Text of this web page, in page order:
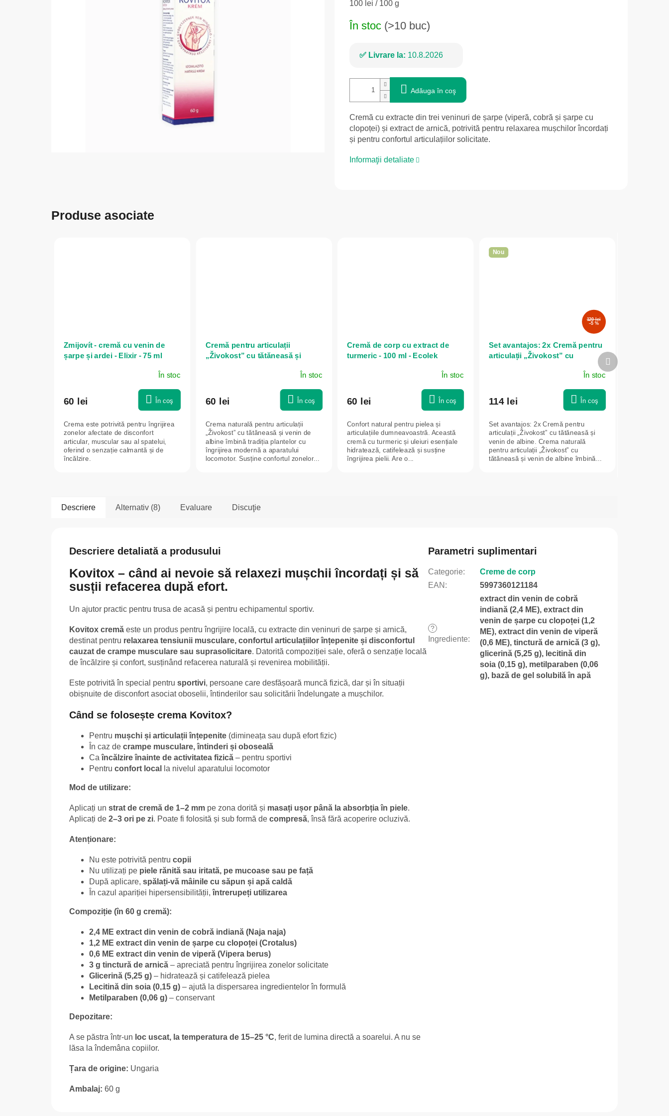
Evaluare
100 lei / 100 g
În stoc (>10 buc)
Livrare la: 10.8.2026
Adăuga în coş
Cremă cu extracte din trei veninuri de șarpe (viperă, cobră și șarpe cu
clopoței) și extract de arnică, potrivită pentru relaxarea mușchilor încordați
și pentru confortul articulațiilor solicitate.
Informaţii detaliate
Produse asociate
Zmijovít - cremă cu venin de
șarpe și ardei - Elixir - 75 ml
În stoc
60 lei În coş
Crema este potrivită pentru îngrijirea
zonelor afectate de disconfort
articular, muscular sau al spatelui,
oferind o senzație calmantă și de
încălzire.
Cremă pentru articulații
„Živokost” cu tătăneasă și
În stoc
60 lei În coş
Crema naturală pentru articulații
„Živokost” cu tătăneasă și venin de
albine îmbină tradiția plantelor cu
îngrijirea modernă a aparatului
locomotor. Susține confortul zonelor...
Cremă de corp cu extract de
turmeric - 100 ml - Ecolek
În stoc
60 lei În coş
Confort natural pentru pielea și
articulațiile dumneavoastră. Această
cremă cu turmeric și uleiuri esențiale
hidratează, catifelează și susține
îngrijirea pielii. Are o...
Nou
120 lei
–5 %
Set avantajos: 2x Cremă pentru
articulații „Živokost” cu
tătăneasă și venin de albine - 75
În stoc
114 lei În coş
Set avantajos: 2x Cremă pentru
articulații „Živokost” cu tătăneasă și
venin de albine. Crema naturală
pentru articulații „Živokost” cu
tătăneasă și venin de albine îmbină...
Produsul
următor
Descriere Alternativ (8) Evaluare Discuţie
Descriere detaliată a produsului
Kovitox – când ai nevoie să relaxezi mușchii încordați și să
susții refacerea după efort.
Un ajutor practic pentru trusa de acasă și pentru echipamentul sportiv.
Kovitox cremă este un produs pentru îngrijire locală, cu extracte din veninuri de șarpe și arnică,
destinat pentru relaxarea tensiunii musculare, confortul articulațiilor înțepenite și disconfortul
cauzat de crampe musculare sau suprasolicitare. Datorită compoziției sale, oferă o senzație locală
de încălzire și confort, susținând refacerea naturală și revenirea mobilității.
Este potrivită în special pentru sportivi, persoane care desfășoară muncă fizică, dar și în situații
obișnuite de disconfort asociat oboselii, întinderilor sau solicitării îndelungate a mușchilor.
Când se folosește crema Kovitox?
Pentru mușchi și articulații înțepenite (dimineața sau după efort fizic)
În caz de crampe musculare, întinderi și oboseală
Caîncălzire înainte de activitatea fizică – pentru sportivi
Pentru confort local la nivelul aparatului locomotor
Mod de utilizare:
Aplicați un strat de cremă de 1–2 mm pe zona dorită și masați ușor până la absorbția în piele.
Aplicați de 2–3 ori pe zi. Poate fi folosită și sub formă de compresă, însă fără acoperire ocluzivă.
Atenționare:
Nu este potrivită pentru copii
Nu utilizați pe piele rănită sau iritată, pe mucoase sau pe față
După aplicare, spălați-vă mâinile cu săpun și apă caldă
În cazul apariției hipersensibilității,întrerupeți utilizarea
Compoziție (în 60 g cremă):
2,4 ME extract din venin de cobră indiană (Naja naja)
1,2 ME extract din venin de șarpe cu clopoței (Crotalus)
0,6 ME extract din venin de viperă (Vipera berus)
3 g tinctură de arnică – apreciată pentru îngrijirea zonelor solicitate
Glicerină (5,25 g) – hidratează și catifelează pielea
Lecitină din soia (0,15 g) – ajută la dispersarea ingredientelor în formulă
Metilparaben (0,06 g) – conservant
Depozitare:
A se păstra într-un loc uscat, la temperatura de 15–25 °C, ferit de lumina directă a soarelui. A nu se
lăsa la îndemâna copiilor.
Țara de origine: Ungaria
Ambalaj: 60 g
Parametri suplimentari
Categorie:
Creme de corp
EAN : 5997360121184
?
Ingrediente:
extract din venin de cobră
indiană (2,4 ME), extract din
venin de șarpe cu clopoței (1,2
ME), extract din venin de viperă
(0,6 ME), tinctură de arnică (3 g),
glicerină (5,25 g), lecitină din
soia (0,15 g), metilparaben (0,06
g), bază de gel solubilă în apă